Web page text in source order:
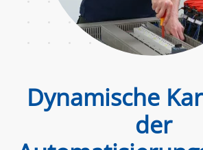
Dynamische
der